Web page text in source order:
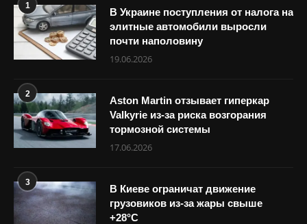
1
В Украине поступления от налога на
элитные автомобили выросли
почти наполовину
19.06.2026
2
Aston Martin отзывает гиперкар
Valkyrie из-за риска возгорания
тормозной системы
17.06.2026
3
В Киеве ограничат движение
грузовиков из-за жары свыше
+28°С